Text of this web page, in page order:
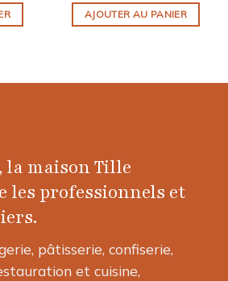
AJOUTER AU PANIER
la maison Tille
les professionnels et
pâtisserie, confiserie,
et cuisine,